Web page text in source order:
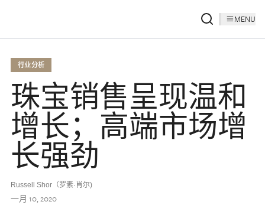
MENU
行业分析
珠宝销售呈现温和
增长；高端市场增
长强劲
Russell Shor（罗素·肖尔)
一月 10, 2020